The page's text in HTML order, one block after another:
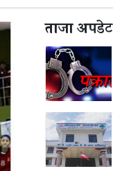
ताजा अपडेट